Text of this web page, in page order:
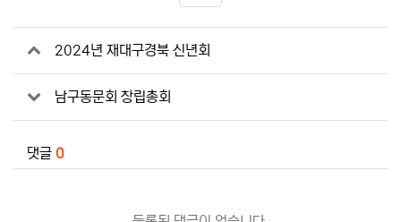
SNS 공유
관련자료
2024년 재대구경북 신년회
남구동문회 창립총회
댓글 0